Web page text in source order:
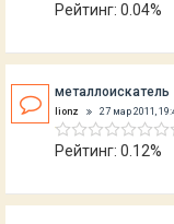
Рейтинг: 0.04%
металлоискатель
lionz 27 мар 2011,
Рейтинг: 0.12%